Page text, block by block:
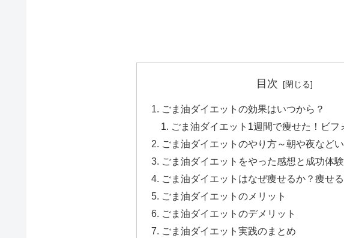
目次
ごま油ダイエットの効果はいつから？
ごま油ダイエット1週間で痩せた！ビフ
ごま油ダイエットのやり方～朝や夜など
ごま油ダイエットをやった感想と成功体
ごま油ダイエットはなぜ痩せるか？痩せ
ごま油ダイエットのメリット
ごま油ダイエットのデメリット
ごま油ダイエット実践のまとめ